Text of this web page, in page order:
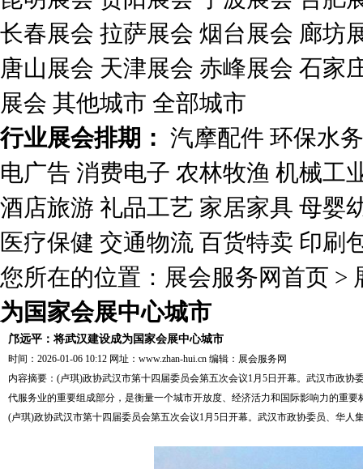
长春展会 拉萨展会 烟台展会 廊坊
唐山展会 天津展会 赤峰展会 石家
展会 其他城市 全部城市
行业展会排期： 汽摩配件 环保水务
电广告 消费电子 农林牧渔 机械工
酒店旅游 礼品工艺 家居家具 母婴
医疗保健 交通物流 百货特卖 印刷
您所在的位置： 展会服务网首页 >
为国家会展中心城市
邝远平：将武汉建设成为国家会展中心城市
时间：2026-01-06 10:12 网址： www.zhan-hui.cn 编辑： 展会服务网
内容摘要：(卢琪)政协武汉市第十四届委员会第五次会议1月5日开幕。武汉市政
代服务业的重要组成部分，是衡量一个城市开放度、经济活力和国际影响力的重要
(卢琪)政协武汉市第十四届委员会第五次会议1月5日开幕。武汉市政协委员、华